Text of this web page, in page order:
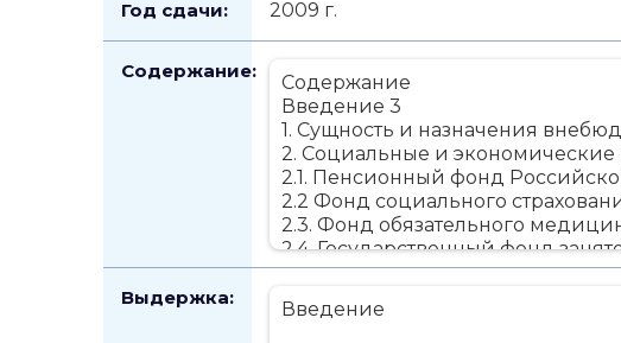
Год сдачи: 2009 г.
Содержание:
Содержание
Введение 3
1. Сущность и назначения
2. Социальные и
2.1. Пенсионный фонд
2.2 Фонд социального
2.3. Фонд обязательного
2.4. Государственный фонд
3. Достоинства внебюджетных
Список использованной
Выдержка:
Введение